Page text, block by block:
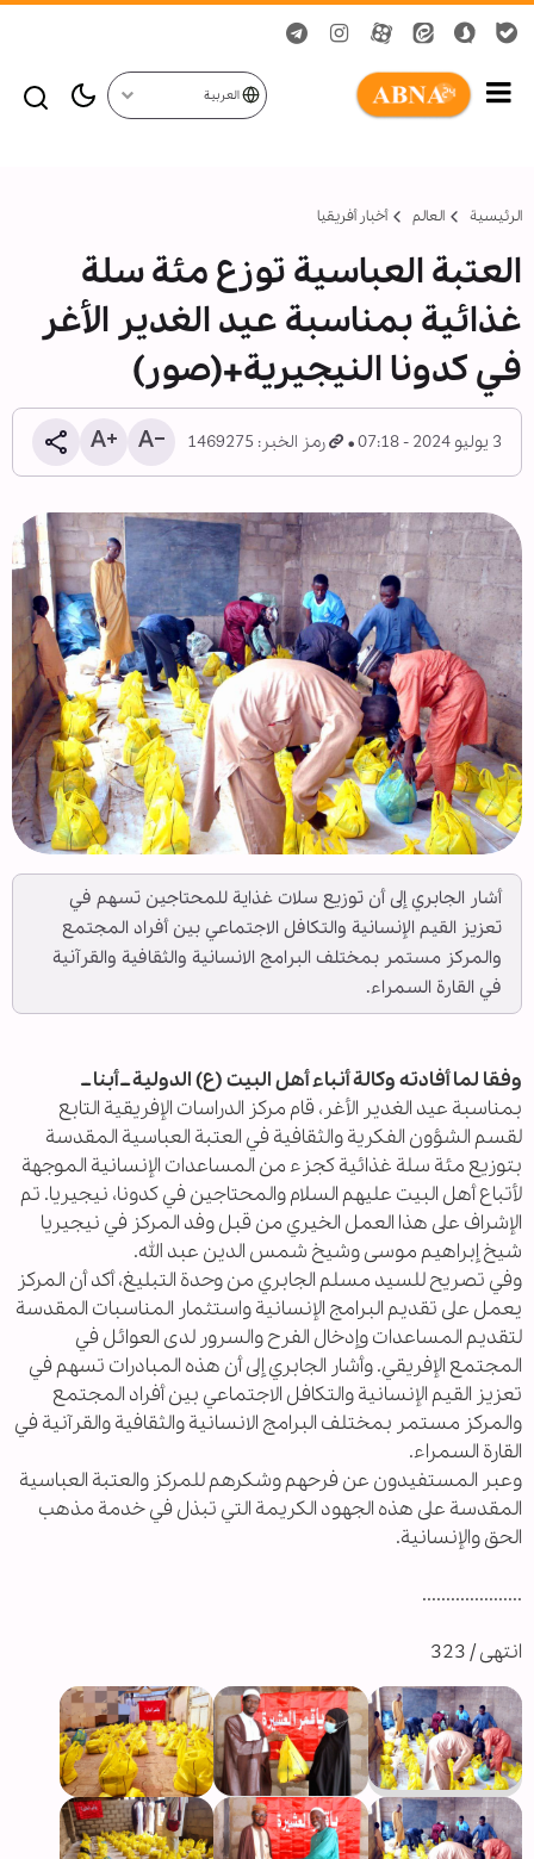
العربية
الرئيسية العالم أخبار أفريقيا
العتبة العباسية توزع مئة سلة
غذائية بمناسبة عيد الغدير الأغر
في كدونا النيجيرية+(صور)
3 يوليو 2024 - 07:18 رمز الخبر: 1469275
أشار الجابري إلى أن توزيع سلات غذاية للمحتاجين تسهم في
تعزيز القيم الإنسانية والتكافل الاجتماعي بين أفراد المجتمع
والمركز مستمر بمختلف البرامج الانسانية والثقافية والقرآنية
في القارة السمراء.
وفقا لما أفادته وكالة أنباء أهل البيت (ع) الدولية ــ أبنا ــ
بمناسبة عيد الغدير الأغر، قام مركز الدراسات الإفريقية التابع
لقسم الشؤون الفكرية والثقافية في العتبة العباسية المقدسة
بتوزيع مئة سلة غذائية كجزء من المساعدات الإنسانية الموجهة
لأتباع أهل البيت عليهم السلام والمحتاجين في كدونا، نيجيريا. تم
الإشراف على هذا العمل الخيري من قبل وفد المركز في نيجيريا
شيخ إبراهيم موسى وشيخ شمس الدين عبد الله.
وفي تصريح للسيد مسلم الجابري من وحدة التبليغ، أكد أن المركز
يعمل على تقديم البرامج الإنسانية واستثمار المناسبات المقدسة
لتقديم المساعدات وإدخال الفرح والسرور لدى العوائل في
المجتمع الإفريقي. وأشار الجابري إلى أن هذه المبادرات تسهم في
تعزيز القيم الإنسانية والتكافل الاجتماعي بين أفراد المجتمع
والمركز مستمر بمختلف البرامج الانسانية والثقافية والقرآنية في
القارة السمراء.
وعبر المستفيدون عن فرحهم وشكرهم للمركز والعتبة العباسية
المقدسة على هذه الجهود الكريمة التي تبذل في خدمة مذهب
الحق والإنسانية.
.....................
انتهى / 323